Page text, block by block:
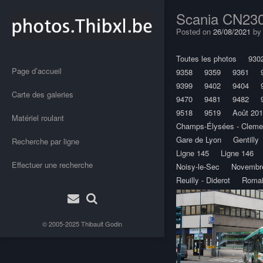
Page d’accueil
Carte des galeries
Matériel roulant
Recherche par ligne
Effectuer une recherche
© 2005-2025Thibault Godin
Scania
Posted on 26/08/2021 by
Toutes les photos
9358
9359 9361
9399
9402 9404
9470
9481 9482
9518
9519
Août
Champs-Élysées -
Gare de Lyon
Gentilly
Ligne 145
Ligne 146
Noisy-le-Sec
Reuilly - Diderot